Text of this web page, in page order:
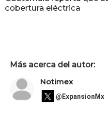
cobertura eléctrica
Más acerca del autor:
Notimex
@ExpansionMx